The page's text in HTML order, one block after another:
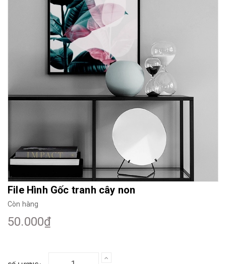
Thế giới Decor Giới thiệu
File Hình Gốc tranh cây non
Còn hàng
50.000₫